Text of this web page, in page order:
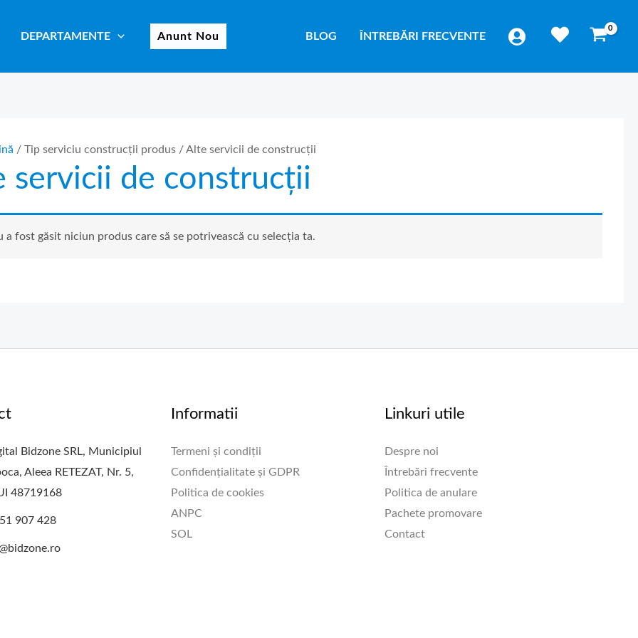
DEPARTAMENTE Anunt Nou BLOG ÎNTREBĂRI FRECVENTE
/ Tip serviciu construcții produs / Alte servicii de construcții
servicii de construcții
a fost găsit niciun produs care să se potrivească cu selecția ta.
Bidzone SRL, Municipiul
Aleea RETEZAT, Nr. 5,
48719168
907 428
Informatii
Termeni și condiții
Confidențialitate și GDPR
Politica de cookies
ANPC
SOL
Linkuri utile
Despre noi
Întrebări frecvente
Politica de anulare
Pachete promovare
Contact